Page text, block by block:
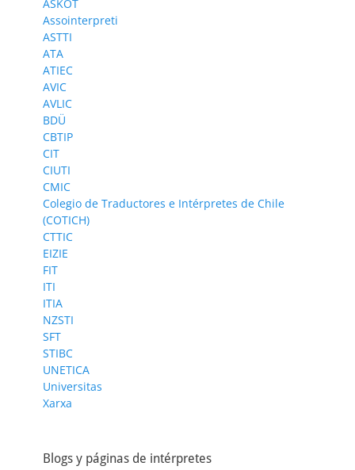
ASKOT
Assointerpreti
ASTTI
ATA
ATIEC
AVIC
AVLIC
BDÜ
CBTIP
CIT
CIUTI
CMIC
Colegio de Traductores e Intérpretes de Chile
(COTICH)
CTTIC
EIZIE
FIT
ITI
ITIA
NZSTI
SFT
STIBC
UNETICA
Universitas
Xarxa
Blogs y páginas de intérpretes